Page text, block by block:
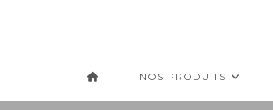
NOS PRODUITS